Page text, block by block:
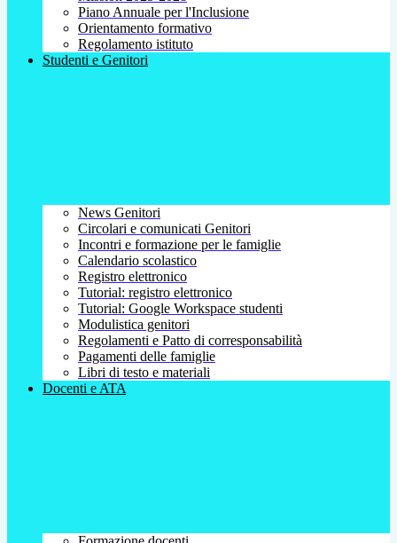
Piano Annuale per l'Inclusione
Orientamento formativo
Regolamento istituto
Studenti e Genitori
News Genitori
Circolari e comunicati Genitori
Incontri e formazione per le famiglie
Calendario scolastico
Registro elettronico
Tutorial: registro elettronico
Tutorial: Google Workspace studenti
Modulistica genitori
Regolamenti e Patto di corresponsabilità
Pagamenti delle famiglie
Libri di testo e materiali
Docenti e ATA